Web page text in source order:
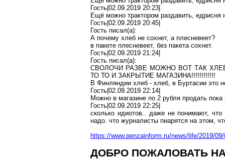
Гость|02.09.2019 20:23|
Ещё можно трактором раздавить, едрисня
Гость|02.09.2019 20:45|
Гость писал(a):
А почему хлеб не сохнет, а плесневеет?
в пакете плесневеет, без пакета сохнет.
Гость|02.09.2019 21:24|
Гость писал(a):
СВОЛОЧИ РАЗВЕ МОЖНО ВОТ ТАК
ТО ТО И ЗАКРЫТИЕ МАГАЗИНА!!!!!!!!!!!!
В Финляндии хлеб - хлеб, в Буртасии это
Гость|02.09.2019 22:14|
Можно в магазине по 2 рубля продать
Гость|02.09.2019 22:25|
сколько идиотов.. даже не понимают, что
надо. что журналисты пиарятся на этом,
https://www.penzainform.ru/news/life/2019/
ДОБРО ПОЖАЛОВАТЬ